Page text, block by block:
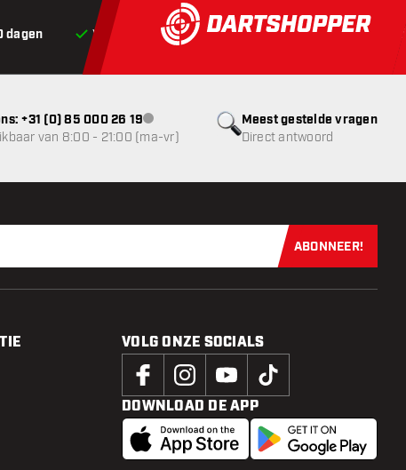
dagen Voor 22:00 besteld,vandaag verstuurd*
Meest gestelde vragen
Direct antwoord
+31 (0) 85 000 26 19klantenservice niet beschikbaar
van 8:00 - 21:00 (ma-vr)
Schrijf je
ABONNEER!
VOLG ONZE SOCIALS
DOWNLOAD DE APP